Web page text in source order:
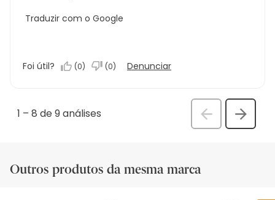
Traduzir com o Google
Foi útil? (0) (0) Denunciar
1 – 8 de 9análises
Anterior
Outros produtos da mesma marca